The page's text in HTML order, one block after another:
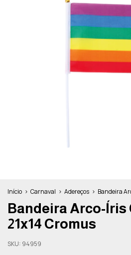
Início > Carnaval > Adereços > Bandeira
Bandeira Arco-Íris
21x14 Cromus
SKU: 94959